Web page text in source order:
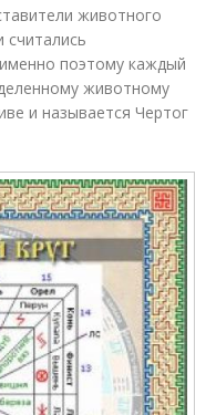
животного
поэтому каждый
животному
и называется Чертог